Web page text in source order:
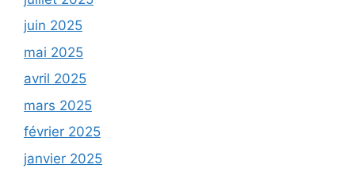
juin 2025
mai 2025
avril 2025
mars 2025
février 2025
janvier 2025